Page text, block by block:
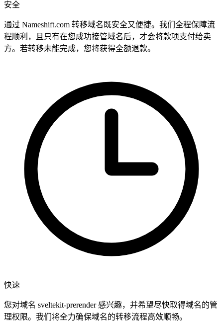
安全
通过 Nameshift.com 转移域名既安全又便捷。我们全程保障流
程顺利，且只有在您成功接管域名后，才会将款项支付给卖
方。若转移未能完成，您将获得全额退款。
快速
您对域名 sveltekit-prerender 感兴趣，并希望尽快取得域名的管
理权限。我们将全力确保域名的转移流程高效顺畅。